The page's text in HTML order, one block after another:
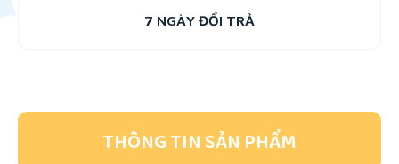
7 NGÀY ĐỔI TRẢ
THÔNG TIN SẢN PHẨM